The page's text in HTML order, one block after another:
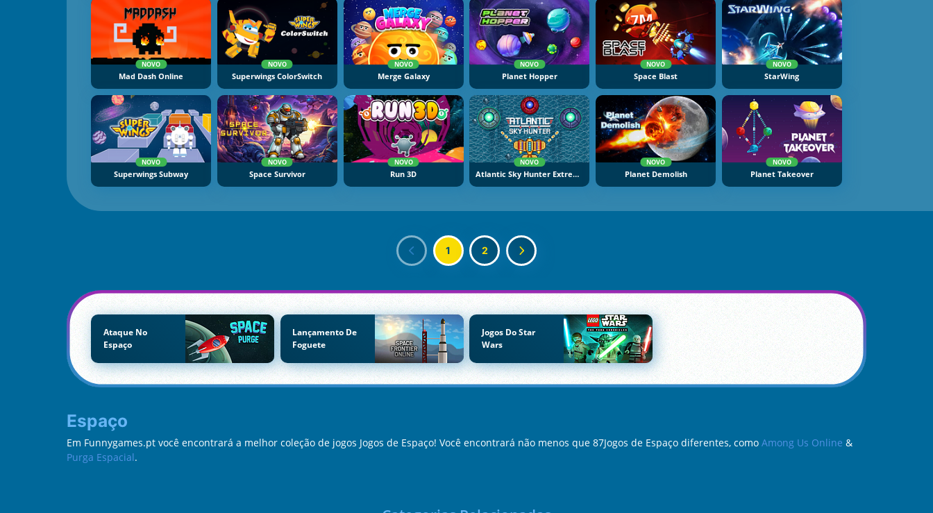
NOVO
Mad Dash Online
NOVO
Superwings ColorSwitch
NOVO
Merge Galaxy
NOVO
Planet Hopper
NOVO
Space Blast
NOVO
StarWing
NOVO
Superwings Subway
NOVO
Space Survivor
NOVO
Run 3D
NOVO
Atlantic Sky Hunter Extreme
NOVO
Planet Demolish
NOVO
Planet Takeover
1 2
Ataque No
Espaço
Lançamento De
Foguete
Jogos Do Star
Wars
Espaço
Em Funnygames.pt você encontrará a melhor coleção de jogos Jogos de Espaço! Você encontrará não menos que 87Jogos de Espaço diferentes, como Among Us Online &
Purga Espacial.